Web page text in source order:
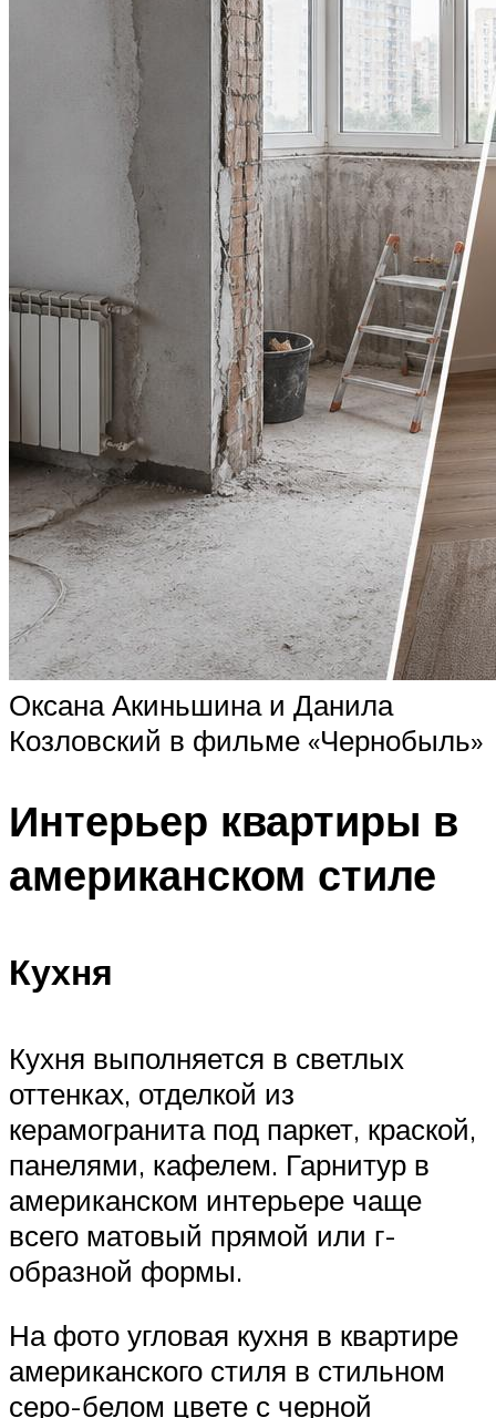
Оксана Акиньшина и Данила
Козловский в фильме «Чернобыль»
Интерьер квартиры в
американском стиле
Кухня
Кухня выполняется в светлых
оттенках, отделкой из
керамогранита под паркет, краской,
панелями, кафелем. Гарнитур в
американском интерьере чаще
всего матовый прямой или г-
образной формы.
На фото угловая кухня в квартире
американского стиля в стильном
серо-белом цвете с черной